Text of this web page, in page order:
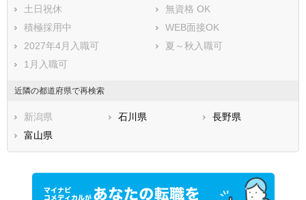
土日祝休
無資格 OK
積極採用中
WEB面接OK
2027年4月入職可
夏～秋入職可
1月入職可
近隣の都道府県で再検索
新潟県 石川県
長野県
富山県